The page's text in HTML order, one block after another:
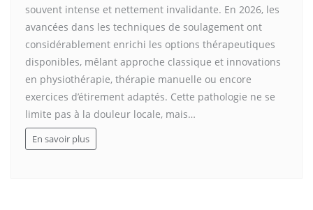
souvent intense et nettement invalidante. En 2026, les
avancées dans les techniques de soulagement ont
considérablement enrichi les options thérapeutiques
disponibles, mêlant approche classique et innovations
en physiothérapie, thérapie manuelle ou encore
exercices d’étirement adaptés. Cette pathologie ne se
limite pas à la douleur locale, mais…
En savoir plus